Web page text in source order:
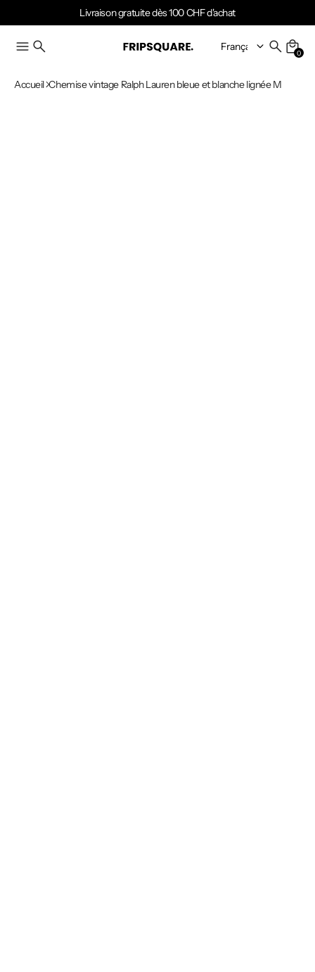
Livraison gratuite dès 100 CHF d'achat
0
Accueil Chemise vintage Ralph Lauren bleue et blanche lignée M